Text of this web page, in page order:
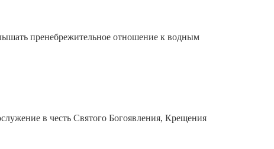
пренебрежительное отношение к водным
в честь Святого Богоявления, Крещения